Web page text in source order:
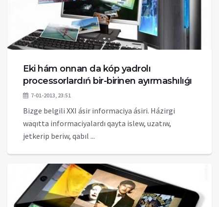
Eki hám onnan da kóp yadrolı
processorlardıń bir-birinen ayırmashılıǵı
7-01-2013, 23:51
Bizge belgili XXI ásir informaciya ásiri. Házirgi
waqıtta informaciyalardı qayta islew, uzatıw,
jetkerip beriw, qabıl ...